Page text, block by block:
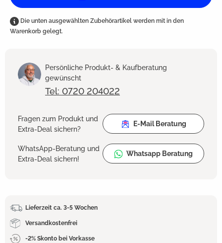
Die unten ausgewählten Zubehörartikel werden mit in den
Warenkorb gelegt.
Persönliche Produkt- & Kaufberatung
gewünscht
Tel: 0720 204022
Fragen zum Produkt und
Extra-Deal sichern?
E-Mail Beratung
WhatsApp-Beratung und
Extra-Deal sichern!
Whatsapp Beratung
Lieferzeit ca. 3-5 Wochen
Versandkostenfrei
-2% Skonto bei Vorkasse